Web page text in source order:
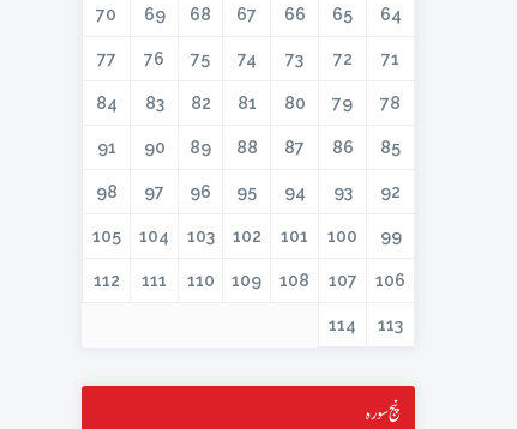
64
65
66
67
68
69
70
71
72
73
74
75
76
77
78
79
80
81
82
83
84
85
86
87
88
89
90
91
92
93
94
95
96
97
98
99
100
101
102
103
104
105
106
107
108
109
110
111
112
113
114
پنج سورہ